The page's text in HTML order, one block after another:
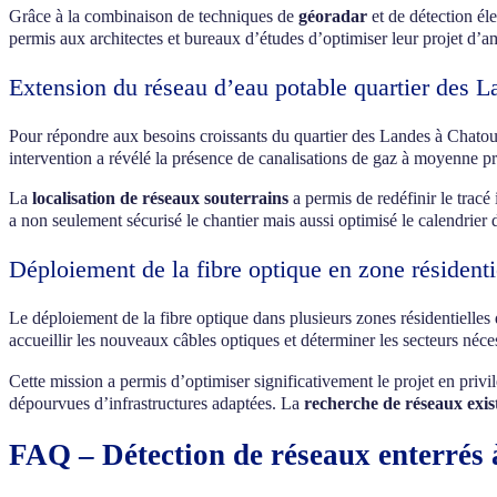
Grâce à la combinaison de techniques de géoradar et de détection
permis aux architectes et bureaux d’études d’optimiser leur projet
Extension du réseau d’eau potable quartier des
Pour répondre aux besoins croissants du quartier des Landes à
intervention a révélé la présence de canalisations de gaz à moyenne
La localisation de réseaux souterrains a permis de redéfinir le
a non seulement sécurisé le chantier mais aussi optimisé le
Déploiement de la fibre optique en zone
Le déploiement de la fibre optique dans plusieurs zones
accueillir les nouveaux câbles optiques et déterminer les secteurs
Cette mission a permis d’optimiser significativement le projet en
dépourvues d’infrastructures adaptées. La recherche de réseaux
FAQ – Détection de réseaux enterrés